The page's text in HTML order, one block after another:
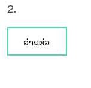
2.
อ่านต่อ